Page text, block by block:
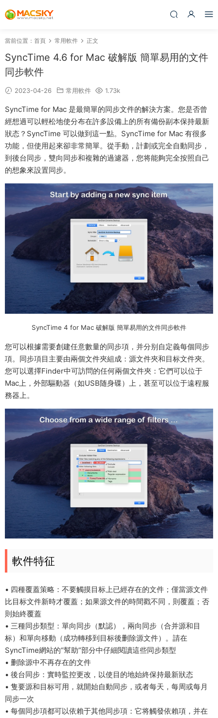
當前位置： 首頁 常用軟件 正文
SyncTime 4.6 for Mac 破解版 簡單易用的文件
同步軟件
2023-04-26 常用軟件 1.73k
SyncTime for Mac 是最簡單的同步文件的解決方案。您是否曾
經想過可以輕松地使分布在許多設備上的所有備份副本保持最新
狀态？SyncTime 可以做到這一點。SyncTime for Mac 有很多
功能，但使用起來卻非常簡單。從手動，計劃或完全自動同步，
到後台同步，雙向同步和複雜的過濾器，您将能夠完全按照自己
的想象來設置同步。
SyncTime 4 for Mac 破解版 簡單易用的文件同步軟件
您可以根據需要創建任意數量的同步項，并分别自定義每個同步
項。同步項目主要由兩個文件夾組成：源文件夾和目标文件夾。
您可以選擇Finder中可訪問的任何兩個文件夾：它們可以位于
Mac上，外部驅動器（如USB随身碟）上，甚至可以位于遠程服
務器上。
軟件特征
• 四種覆蓋策略：不要觸摸目标上已經存在的文件；僅當源文件
比目标文件新時才覆蓋；如果源文件的時間戳不同，則覆蓋；否
則始終覆蓋
• 三種同步類型：單向同步（默認），兩向同步（合并源和目
标）和單向移動（成功轉移到目标後删除源文件）。請在
SyncTime網站的“幫助”部分中仔細閱讀這些同步類型
• 删除源中不再存在的文件
• 後台同步：實時監控更改，以使目的地始終保持最新狀态
• 隻要源和目标可用，就開始自動同步，或者每天，每周或每月
同步一次
• 每個同步項都可以依賴于其他同步項：它将觸發依賴項，并在